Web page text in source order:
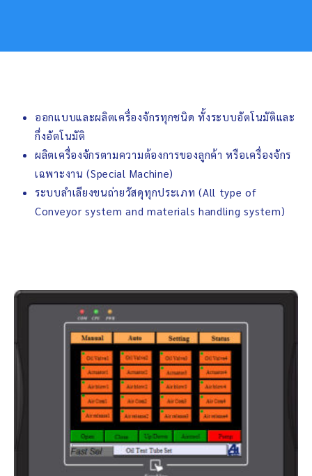
ออกแบบและผลิตเครื่องจักรทุกชนิด ทั้งระบบอัตโนมัติและ
กึ่งอัตโนมัติ
ผลิตเครื่องจักรตามความต้องการของลูกค้า หรือเครื่องจักร
เฉพาะงาน (Special Machine)
ระบบลำเลียงขนถ่ายวัสดุทุกประเภท (All type of
Conveyor system and materials handling system)